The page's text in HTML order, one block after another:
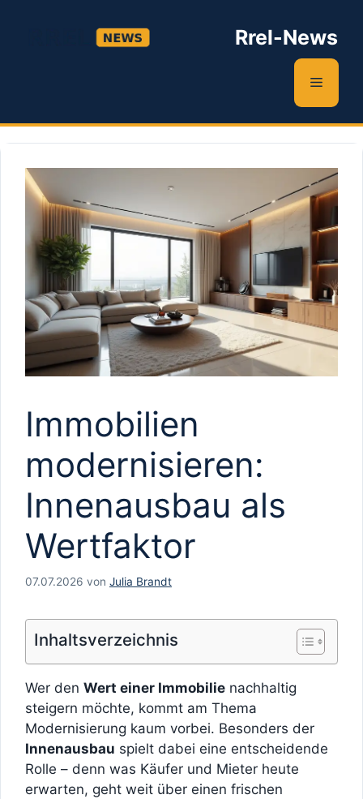
Rrel-News
Menü
Immobilien
modernisieren:
Innenausbau als
Wertfaktor
07.07.2026 von Julia Brandt
Inhaltsverzeichnis
Wer den Wert einer Immobilie nachhaltig
steigern möchte, kommt am Thema
Modernisierung kaum vorbei. Besonders der
Innenausbau spielt dabei eine entscheidende
Rolle – denn was Käufer und Mieter heute
erwarten, geht weit über einen frischen